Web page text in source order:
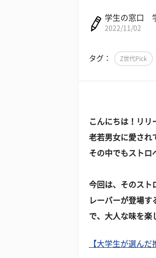
学生の窓口
2022/11/02
タグ： Z世代Pick
こんにちは！リリ
老若男女に愛され
その中でもストロ
今回は、そのスト
レーバーが登場
で、大人な味を楽
【大学生が選ん